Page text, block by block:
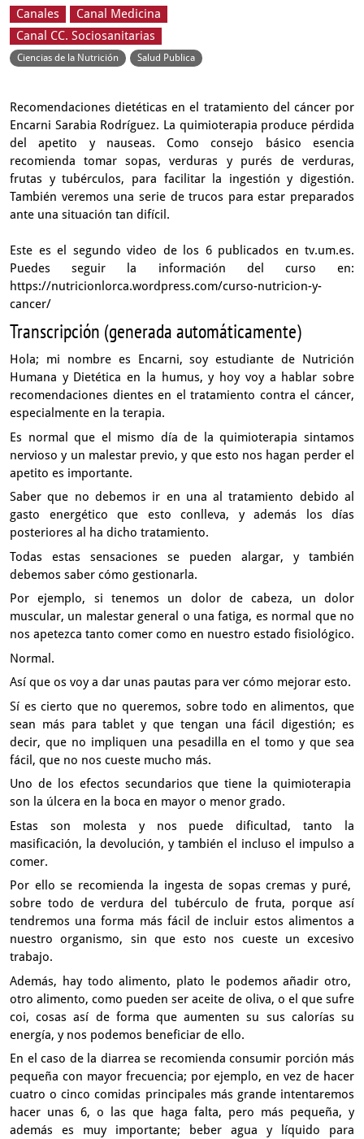
Canales
Canal Medicina
Canal CC. Sociosanitarias
Ciencias de la Nutrición Salud Publica
Recomendaciones dietéticas en el tratamiento del cáncer por
Encarni Sarabia Rodríguez. La quimioterapia produce pérdida
del apetito y nauseas. Como consejo básico esencia
recomienda tomar sopas, verduras y purés de verduras,
frutas y tubérculos, para facilitar la ingestión y digestión.
También veremos una serie de trucos para estar preparados
ante una situación tan difícil.
Este es el segundo video de los 6 publicados en tv.um.es.
Puedes seguir la información del curso en:
https://nutricionlorca.wordpress.com/curso-nutricion-y-
cancer/
Transcripción (generada automáticamente)
Hola; mi nombre es Encarni,soy estudiante de Nutrición
Humana y Dietética en la humus,y hoy voy a hablar sobre
recomendaciones dientesen el tratamiento contra el cáncer,
especialmente en la terapia.
Es normal que el mismo día de la quimioterapia sintamos
nerviosoy un malestar previo,y que esto nos hagan perder el
apetito es importante.
Saber que no debemos ir en una al tratamiento debido al
gasto energético que esto conlleva, y además los días
posteriores al ha dicho tratamiento.
Todas estas sensaciones se pueden alargar, y también
debemos saber cómo gestionarla.
Por ejemplo, si tenemos un dolor de cabeza, un dolor
muscular, un malestar general o una fatiga, es normal que no
nos apetezca tanto comer como en nuestro estado fisiológico.
Normal.
Así que os voy a dar unas pautas para ver cómo mejorar esto.
Sí es cierto que no queremos, sobre todo en alimentos, que
sean más para tablet y que tengan una fácil digestión; es
decir, que no impliquen una pesadilla en el tomoy que sea
fácil, que no nos cueste mucho más.
Uno de los efectos secundarios que tiene la quimioterapia
son la úlcera en la boca en mayor o menor grado.
Estas son molesta y nos puede dificultad,tanto la
masificación, la devolución, y también el incluso el impulso a
comer.
Por ello se recomienda la ingesta de sopas cremas y puré,
sobre todo de verdura del tubérculo de fruta, porque así
tendremos una forma más fácilde incluir estos alimentos a
nuestro organismo, sin que esto nos cueste un excesivo
trabajo.
Además, hay todo alimento, plato le podemos añadir otro,
otro alimento, como pueden ser aceite de oliva, o el que sufre
coi, cosas así de forma que aumenten su sus calorías su
energía, y nos podemos beneficiar de ello.
En el caso de la diarrea se recomienda consumir porción más
pequeña con mayor frecuencia; por ejemplo, en vez de hacer
cuatro o cinco comidas principales más grande intentaremos
hacer unas 6, o las que haga falta, pero más pequeña, y
además es muy importante;
beber agua y líquido para